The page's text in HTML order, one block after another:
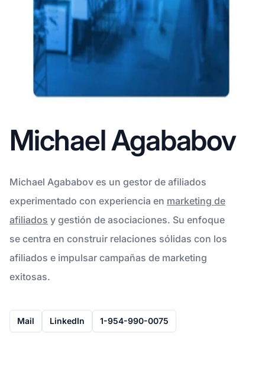
Michael Agababov
Michael Agababov es un gestor de afiliados
experimentado con experiencia en marketing de
afiliados y gestión de asociaciones. Su enfoque
se centra en construir relaciones sólidas con los
afiliados e impulsar campañas de marketing
exitosas.
Mail LinkedIn 1-954-990-0075